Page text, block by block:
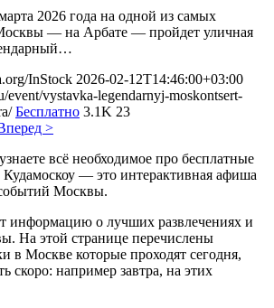
2026 года на одной из самых
— на Арбате — пройдет уличная
InStock 2026-02-12T14:46:00+03:00
event/vystavka-legendarnyj-moskontsert-
Бесплатно 3.1K 23
>
всё необходимое про бесплатные
— это интерактивная афиша
Москвы.
информацию о лучших развлечениях и
На этой странице перечислены
в Москве которые проходят сегодня,
скоро: например завтра, на этих